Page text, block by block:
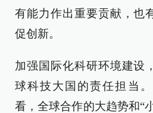
有能力作出重要贡献，也
促创新。
加强国际化科研环境建设
球科技大国的责任担当
看，全球合作的大趋势和“